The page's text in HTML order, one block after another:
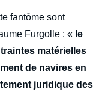
fantôme sont
Furgolle : « le
matérielles
de navires en
juridique des